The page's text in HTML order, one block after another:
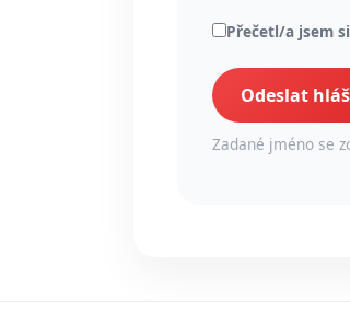
Přečetl/a jsem si
Odeslat
Zadané jméno se